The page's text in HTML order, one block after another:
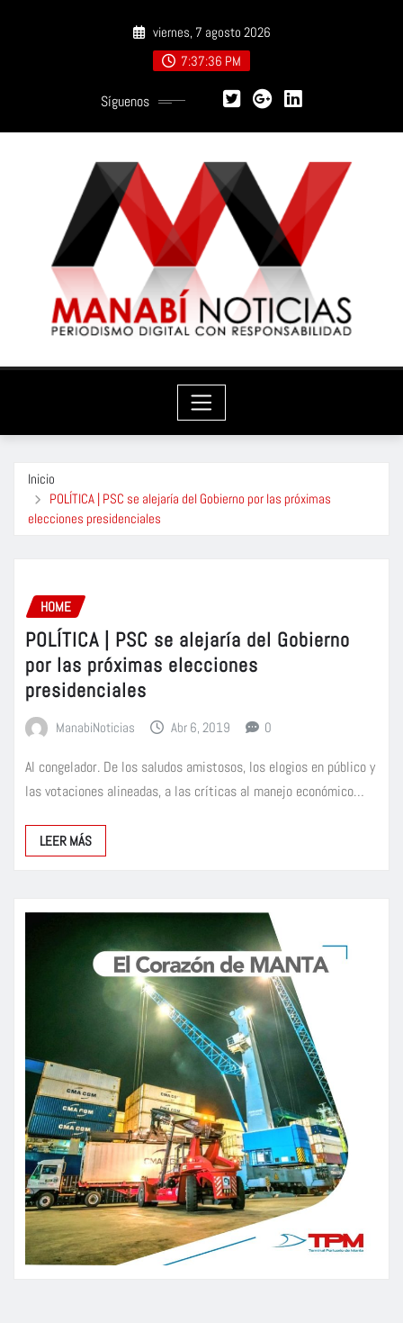
viernes, 7 agosto 2026
7:37:37 PM
Síguenos
Inicio
POLÍTICA | PSC se alejaría del Gobierno por las próximas
elecciones presidenciales
HOME
POLÍTICA | PSC se alejaría del Gobierno
por las próximas elecciones
presidenciales
ManabiNoticias Abr 6, 2019 0
Al congelador. De los saludos amistosos, los elogios en público y
las votaciones alineadas, a las críticas al manejo económico…
LEER MÁS